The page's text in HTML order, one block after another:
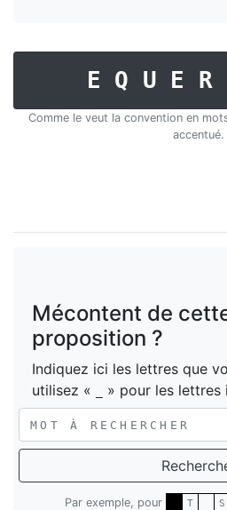
Comme le veut la convention en
accentué.
Mécontent de
proposition ?
Indiquez ici les lettres que
utilisez «
» pour les lettres
Par exemple, pour T S